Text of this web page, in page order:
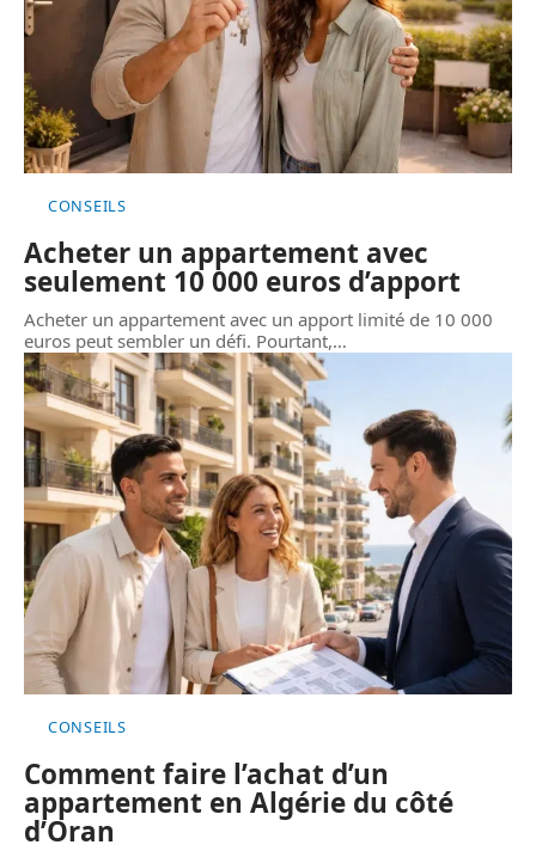
CONSEILS
Acheter un appartement avec
seulement 10 000 euros d’apport
Acheter un appartement avec un apport limité de 10 000
euros peut sembler un défi. Pourtant,…
CONSEILS
Comment faire l’achat d’un
appartement en Algérie du côté
d’Oran